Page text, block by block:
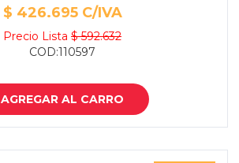
$ 426.695 C/IVA
Precio Lista $ 592.632
COD:110597
AGREGAR AL CARRO